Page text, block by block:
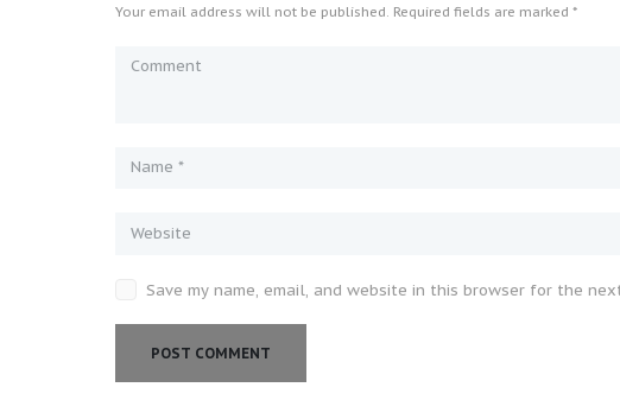
Your email address will not be published. Required fields are marked *
Save my name, email, and website in this browser for the